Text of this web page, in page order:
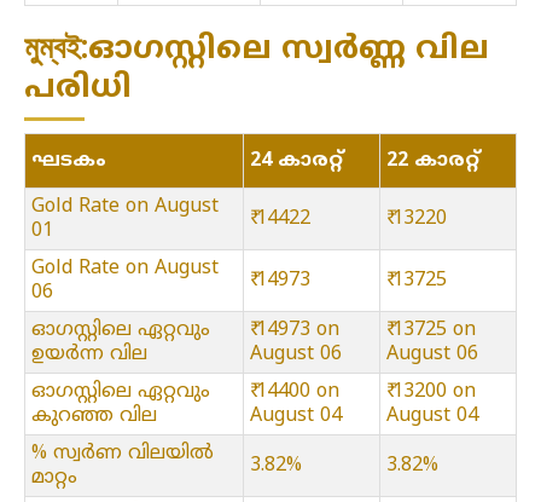
মুম্বই:ഓഗസ്റ്റിലെ സ്വർണ്ണ വില
പരിധി
ഘടകം 24 കാരറ്റ്
22 കാരറ്റ്
Gold Rate on August
01
₹ 14422 ₹ 13220
Gold Rate on August
06
₹ 14973 ₹ 13725
ഓഗസ്റ്റിലെ ഏറ്റവും
ഉയർന്ന വില
₹ 14973 on
August 06
₹ 13725 on
August 06
ഓഗസ്റ്റിലെ ഏറ്റവും
കുറഞ്ഞ വില
₹ 14400 on
August 04
₹ 13200 on
August 04
% സ്വർണ വിലയിൽ
മാറ്റം
3.82% 3.82%